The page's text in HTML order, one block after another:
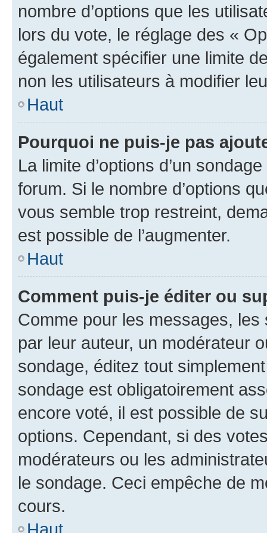
nombre d’options que les
lors du vote, le réglage des «
également spécifier une limite
non les utilisateurs à modifier
Haut
Pourquoi ne puis-je pas
La limite d’options d’un
forum. Si le nombre d’options
vous semble trop restreint,
est possible de l’augmenter.
Haut
Comment puis-je éditer ou
Comme pour les messages,
par leur auteur, un modérateur
sondage, éditez tout
sondage est obligatoirement
encore voté, il est possible de
options. Cependant, si des
modérateurs ou les
le sondage. Ceci empêche de
cours.
Haut